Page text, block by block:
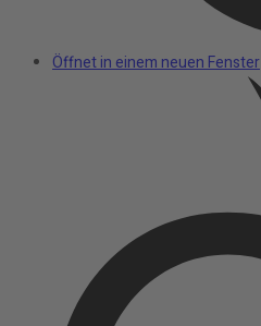
Öffnet in einem neuen Fenster